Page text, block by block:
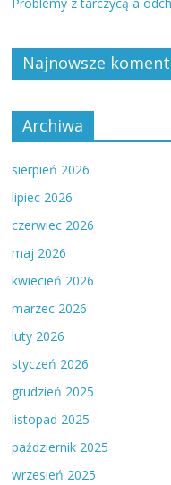
Najnowsze
Archiwa
sierpień 2026
lipiec 2026
czerwiec 2026
maj 2026
kwiecień 2026
marzec 2026
luty 2026
styczeń 2026
grudzień 2025
listopad 2025
październik 2025
wrzesień 2025